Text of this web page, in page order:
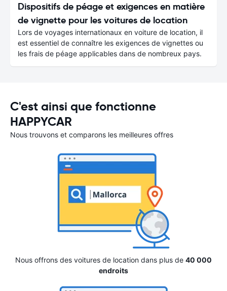
Dispositifs de péage et exigences en matière
de vignette pour les voitures de location
Lors de voyages internationaux en voiture de location, il
est essentiel de connaître les exigences de vignettes ou
les frais de péage applicables dans de nombreux pays.
C'est ainsi que fonctionne
HAPPYCAR
Nous trouvons et comparons les meilleures offres
Nous offrons des voitures de location dans plus de 40 000
endroits